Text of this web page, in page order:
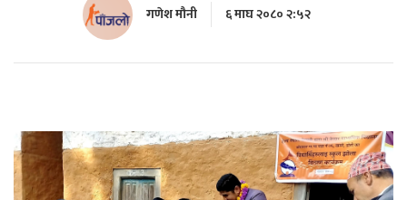
गणेश मौनी ६ माघ २०८० २:५२